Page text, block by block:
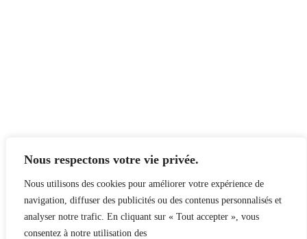
Nous respectons votre vie privée.
Nous utilisons des cookies pour améliorer votre expérience de
navigation, diffuser des publicités ou des contenus personnalisés et
analyser notre trafic. En cliquant sur « Tout accepter », vous
consentez à notre utilisation des